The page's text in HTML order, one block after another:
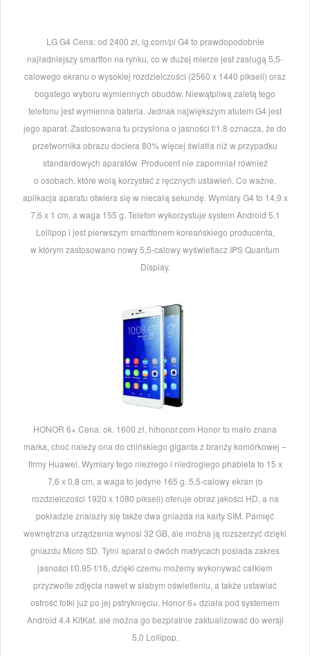
LG G4 Cena: od 2400 zł, lg.com/pl G4 to prawdopodobnie
najładniejszy smartfon na rynku, co w dużej mierze jest zasługą 5,5-
calowego ekranu o wysokiej rozdzielczości (2560 x 1440 pikseli) oraz
bogatego wyboru wymiennych obudów. Niewątpliwą zaletą tego
telefonu jest wymienna bateria. Jednak największym atutem G4 jest
jego aparat. Zastosowana tu przysłona o jasności f/1.8 oznacza, że do
przetwornika obrazu dociera 80% więcej światła niż w przypadku
standardowych aparatów. Producent nie zapomniał również
o osobach, które wolą korzystać z ręcznych ustawień. Co ważne,
aplikacja aparatu otwiera się w niecałą sekundę. Wymiary G4 to 14,9 x
7,6 x 1 cm, a waga 155 g. Telefon wykorzystuje system Android 5.1
Lollipop i jest pierwszym smartfonem koreańskiego producenta,
w którym zastosowano nowy 5,5-calowy wyświetlacz IPS Quantum
Display.
HONOR 6+ Cena: ok. 1600 zł, hihonor.com Honor to mało znana
marka, choć należy ona do chińskiego giganta z branży komórkowej –
firmy Huawei. Wymiary tego niezłego i niedrogiego phableta to 15 x
7,6 x 0,8 cm, a waga to jedyne 165 g. 5,5-calowy ekran (o
rozdzielczości 1920 x 1080 pikseli) oferuje obraz jakości HD, a na
pokładzie znalazły się także dwa gniazda na karty SIM. Pamięć
wewnętrzna urządzenia wynosi 32 GB, ale można ją rozszerzyć dzięki
gniazdu Micro SD. Tylni aparat o dwóch matrycach posiada zakres
jasności f/0.95-f/16, dzięki czemu możemy wykonywać całkiem
przyzwoite zdjęcia nawet w słabym oświetleniu, a także ustawiać
ostrość fotki już po jej pstryknięciu. Honor 6+ działa pod systemem
Android 4.4 KitKat, ale można go bezpłatnie zaktualizować do wersji
5.0 Lollipop.